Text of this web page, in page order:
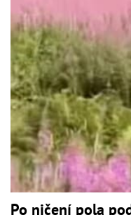
Po ničení pola